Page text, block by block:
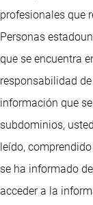
profesionales que
Personas
que se encuentra
responsabilidad
información que
subdominios,
leído,
se ha informado
acceder a la